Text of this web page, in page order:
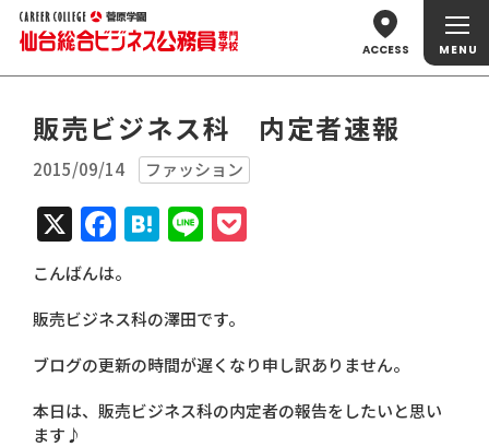
ACCESS
販売ビジネス科 内定者速報
2015/09/14 ファッション
X Facebook
Hatena
Line
こんばんは。
販売ビジネス科の澤田です。
ブログの更新の時間が遅くなり申し訳ありません。
本日は、販売ビジネス科の内定者の報告をしたいと思い
ます♪